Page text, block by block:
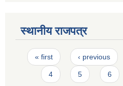
स्थानीय राजपत्र
Pages
« first ‹ previous
4 5 6